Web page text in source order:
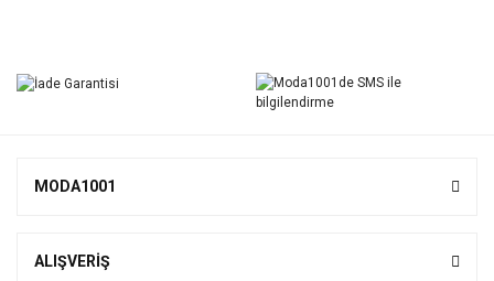
Yorum Yaz
MODA1001
ALIŞVERİŞ